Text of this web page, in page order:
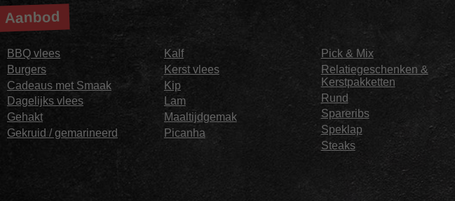
Aanbod
BBQ vlees
Burgers
Cadeaus met Smaak
Dagelijks vlees
Gehakt
Gekruid / gemarineerd
Kalf
Kerst vlees
Kip
Lam
Maaltijdgemak
Picanha
Pick & Mix
Relatiegeschenken &
Kerstpakketten
Rund
Spareribs
Speklap
Steaks